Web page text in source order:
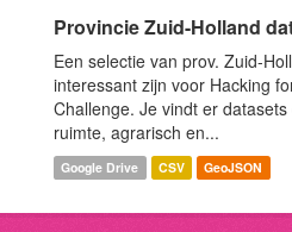
Provincie Zuid-Holland
Een selectie van prov. Zuid-
interessant zijn voor Hacking
Challenge. Je vindt er
ruimte, agrarisch en...
Google Drive CSV GeoJSON